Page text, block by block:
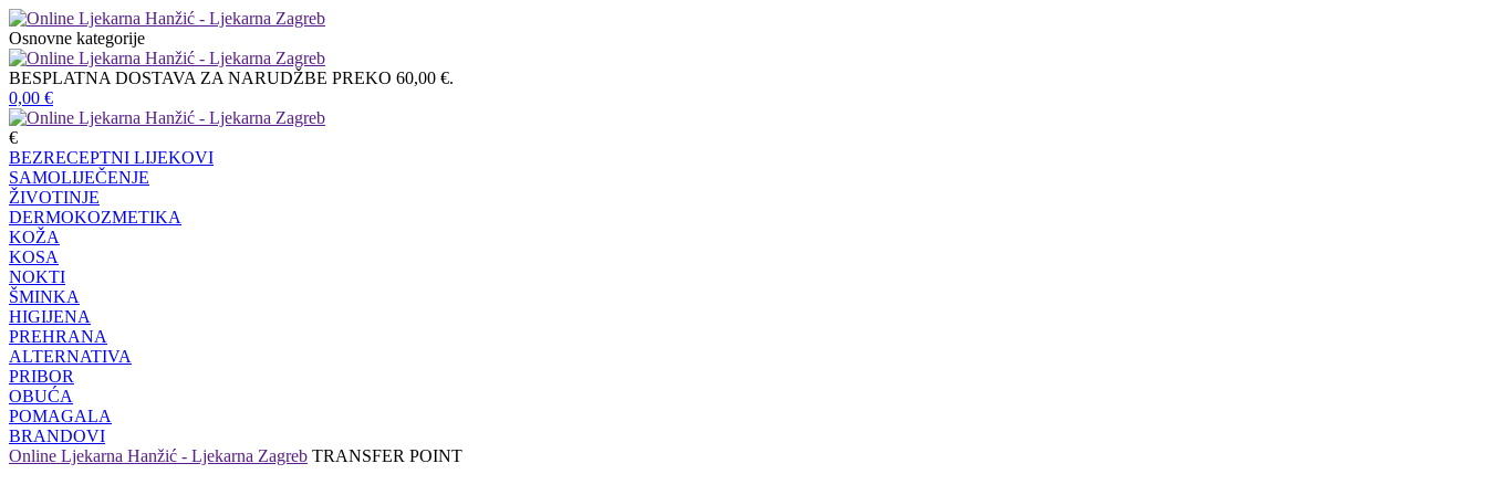
Osnovne kategorije
BESPLATNA DOSTAVA ZA NARUDŽBE PREKO 60,00 €.
0,00 €
€
BEZRECEPTNI LIJEKOVI
SAMOLIJEČENJE
ŽIVOTINJE
DERMOKOZMETIKA
KOŽA
KOSA
NOKTI
ŠMINKA
HIGIJENA
PREHRANA
ALTERNATIVA
PRIBOR
OBUĆA
POMAGALA
BRANDOVI
Online Ljekarna Hanžić - Ljekarna Zagreb TRANSFER POINT